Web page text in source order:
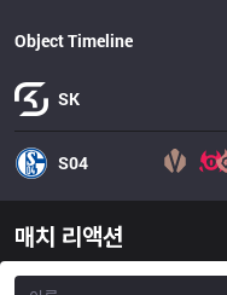
Object Timeline
SK
S04
매치 리액션